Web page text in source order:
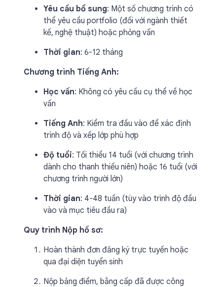
Yêu cầu bổ sung: Một số chương trình có
thể yêu cầu portfolio (đối với ngành thiết
kế, nghệ thuật) hoặc phỏng vấn
Thời gian: 6-12 tháng
Chương trình Tiếng Anh:
Học vấn: Không có yêu cầu cụ thể về học
vấn
Tiếng Anh: Kiểm tra đầu vào để xác định
trình độ và xếp lớp phù hợp
Độ tuổi: Tối thiểu 14 tuổi (với chương trình
dành cho thanh thiếu niên) hoặc 16 tuổi (với
chương trình người lớn)
Thời gian: 4-48 tuần (tùy vào trình độ đầu
vào và mục tiêu đầu ra)
Quy trình Nộp hồ sơ:
Hoàn thành đơn đăng ký trực tuyến hoặc
qua đại diện tuyển sinh
Nộp bảng điểm, bằng cấp đã được công